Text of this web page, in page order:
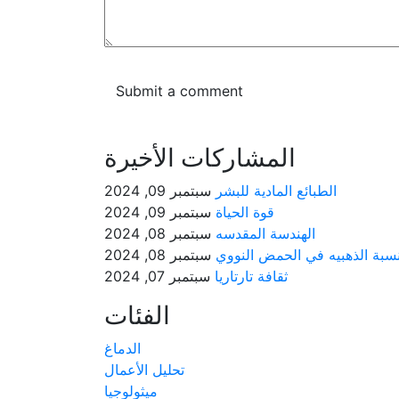
المشاركات الأخيرة
الطبائع المادية للبشر سبتمبر 09, 2024
قوة الحياة سبتمبر 09, 2024
الهندسة المقدسه سبتمبر 08, 2024
الذهبيه في الحمض النووي سبتمبر 08, 2024
ثقافة تارتاريا سبتمبر 07, 2024
الفئات
الدماغ
تحليل الأعمال
ميثولوجيا